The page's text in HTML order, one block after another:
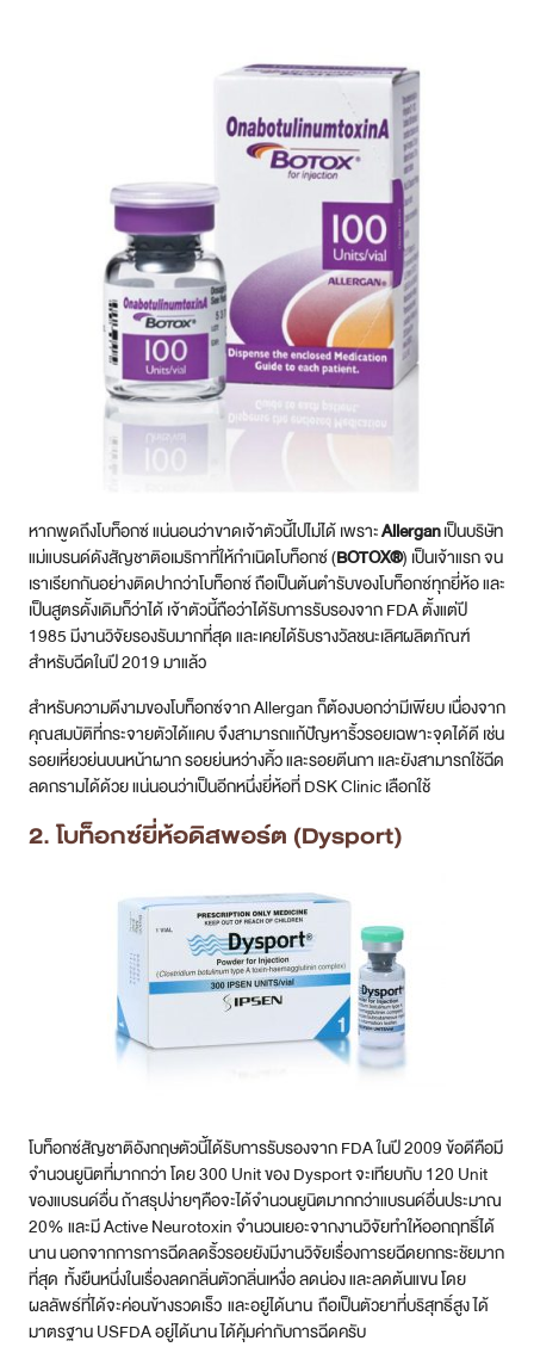
หากพูดถึงโบท็อกซ์ แน่นอนว่าขาดเจ้าตัวนี้ไปไม่ได้ เพราะAllerganเป็นบริษัท
แม่แบรนด์ดังสัญชาติอเมริกาที่ให้กำเนิดโบท็อกซ์ (BOTOX®) เป็นเจ้าแรก จน
เราเรียกกันอย่างติดปากว่าโบท็อกซ์ ถือเป็นต้นตำรับของโบท็อกซ์ทุกยี่ห้อ และ
เป็นสูตรดั้งเดิมก็ว่าได้ เจ้าตัวนี้ถือว่าได้รับการรับรองจาก FDA ตั้งแต่ปี
1985 มีงานวิจัยรองรับมากที่สุด และเคยได้รับรางวัลชนะเลิศผลิตภัณฑ์
สำหรับฉีดในปี 2019 มาแล้ว
สำหรับความดีงามของโบท็อกซ์จาก Allergan ก็ต้องบอกว่ามีเพียบ เนื่องจาก
คุณสมบัติที่กระจายตัวได้แคบ จึงสามารถแก้ปัญหาริ้วรอยเฉพาะจุดได้ดี เช่น
รอยเหี่ยวย่นบนหน้าผาก รอยย่นหว่างคิ้ว และรอยตีนกา และยังสามารถใช้ฉีด
ลดกรามได้ด้วย แน่นอนว่าเป็นอีกหนึ่งยี่ห้อที่ DSK Clinic เลือกใช้
2. โบท็อกซ์ยี่ห้อดิสพอร์ต (Dysport)
โบท็อกซ์สัญชาติอังกฤษตัวนี้ได้รับการรับรองจาก FDA ในปี 2009 ข้อดีคือมี
จำนวนยูนิตที่มากกว่า โดย 300 Unit ของ Dysport จะเทียบกับ 120 Unit
ของแบรนด์อื่น ถ้าสรุปง่ายๆคือจะได้จำนวนยูนิตมากกว่าแบรนด์อื่นประมาณ
20% และมี Active Neurotoxin จำนวนเยอะจากงานวิจัยทำให้ออกฤทธิ์ได้
นาน นอกจากการการฉีดลดริ้วรอยยังมีงานวิจัยเรื่องการยฉีดยกกระชัยมาก
ที่สุด ทั้งยืนหนึ่งในเรื่องลดกลิ่นตัวกลิ่นเหงื่อ ลดน่อง และลดต้นแขน โดย
ผลลัพธ์ที่ได้จะค่อนข้างรวดเร็ว และอยู่ได้นาน ถือเป็นตัวยาที่บริสุทธิ์สูง ได้
มาตรฐาน USFDA อยู่ได้นาน ได้คุ้มค่ากับการฉีดครับ